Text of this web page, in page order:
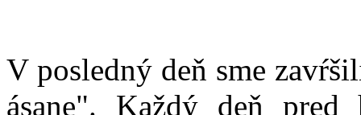
V posledný deň sme
ásane". Každý deň pred